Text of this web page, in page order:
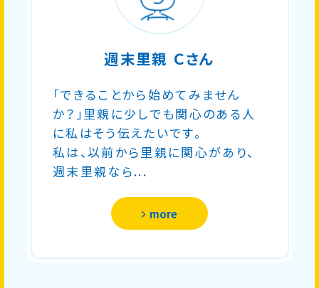
週末里親 Ｃさん
「できることから始めてみません
か？」里親に少しでも関心のある人
に私はそう伝えたいです。
私は、以前から里親に関心があり、
週末里親なら...
more